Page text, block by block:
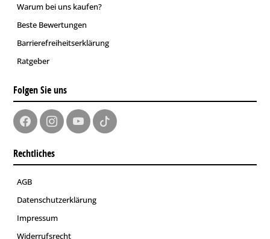
Warum bei uns kaufen?
Beste Bewertungen
Barrierefreiheitserklärung
Ratgeber
Folgen Sie uns
Rechtliches
AGB
Datenschutzerklärung
Impressum
Widerrufsrecht